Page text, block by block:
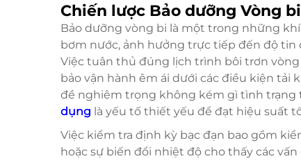
Chiến lược Bảo dưỡng Vòng bi
Bảo dưỡng vòng bi là một trong những
bơm nước, ảnh hưởng trực tiếp đến độ
Việc tuân thủ đúng lịch trình bôi trơn
bảo vận hành êm ái dưới các điều kiện tải
đề nghiêm trọng không kém gì tình trạng
dụng là yếu tố thiết yếu để đạt hiệu suất
Việc kiểm tra định kỳ bạc đạn bao gồm
hoặc sự biến đổi nhiệt độ cho thấy các